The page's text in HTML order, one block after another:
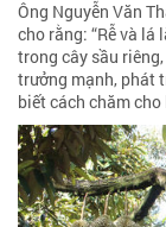
Ông Nguyễn Văn
cho rằng: “Rễ và
trong cây sầu
trưởng mạnh, phát
biết cách chăm